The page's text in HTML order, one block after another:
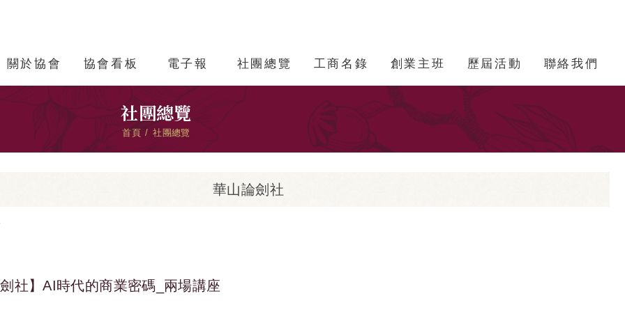
關於協會 協會看板 電子報 社團總覽 工商名錄 創業主班 歷屆活動 聯絡我們
社團總覽
首頁 社團總覽
華山論劍社
社】AI時代的商業密碼_兩場講座